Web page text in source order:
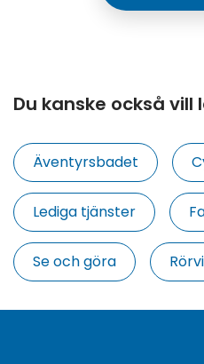
Du kanske också vill
Äventyrsbadet
Lediga tjänster
Se och göra